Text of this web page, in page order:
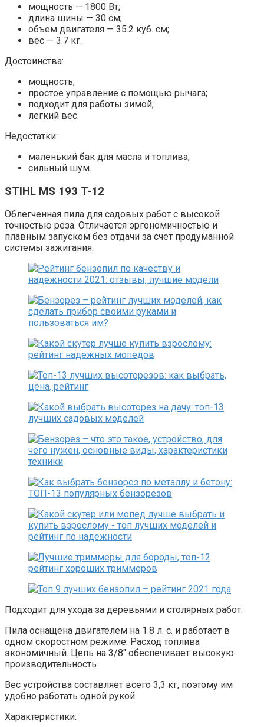
мощность — 1800 Вт;
длина шины — 30 см;
объем двигателя — 35.2 куб. см;
вес — 3.7 кг.
Достоинства:
мощность;
простое управление с помощью рычага;
подходит для работы зимой;
легкий вес.
Недостатки:
маленький бак для масла и топлива;
сильный шум.
STIHL MS 193 T-12
Облегченная пила для садовых работ с высокой
точностью реза. Отличается эргономичностью и
плавным запуском без отдачи за счет продуманной
системы зажигания.
Подходит для ухода за деревьями и столярных работ.
Пила оснащена двигателем на 1.8 л. с. и работает в
одном скоростном режиме. Расход топлива
экономичный. Цепь на 3/8″ обеспечивает высокую
производительность.
Вес устройства составляет всего 3,3 кг, поэтому им
удобно работать одной рукой.
Характеристики: